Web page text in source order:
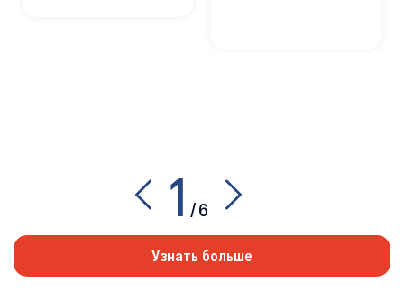
1 /6
Узнать больше